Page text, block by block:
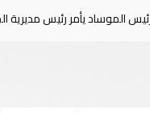
رئيس مديرية المخابرات ورئيس